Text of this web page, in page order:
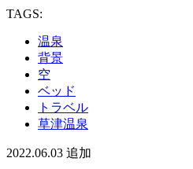
TAGS:
温泉
背景
空
ベッド
トラベル
草津温泉
2022.06.03 追加